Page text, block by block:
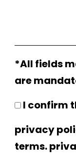
*All fields
are
I confirm
privacy
terms.